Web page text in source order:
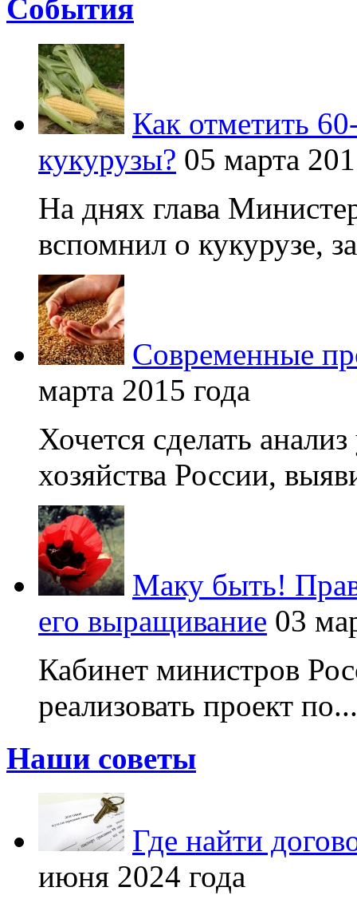
Cобытия
Как отметить
кукурузы? 05 марта
На днях глава
вспомнил о кукурузе,
Современные
марта 2015 года
Хочется сделать
хозяйства России,
Маку быть!
его выращивание 03
Кабинет министров
реализовать проект по...
Наши советы
Где найти
июня 2024 года